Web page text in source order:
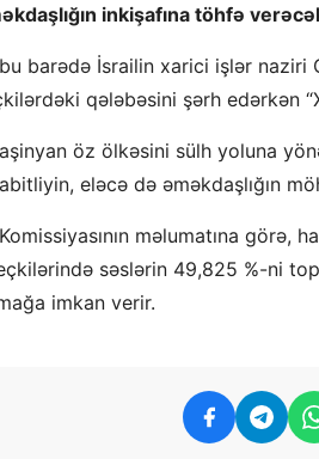
inkişafına töhfə
barədə İsrailin xarici işlər naziri
qələbəsini şərh edərkən
öz ölkəsini sülh yoluna
eləcə də əməkdaşlığın
məlumatına görə,
səslərin 49,825 %-ni
imkan verir.